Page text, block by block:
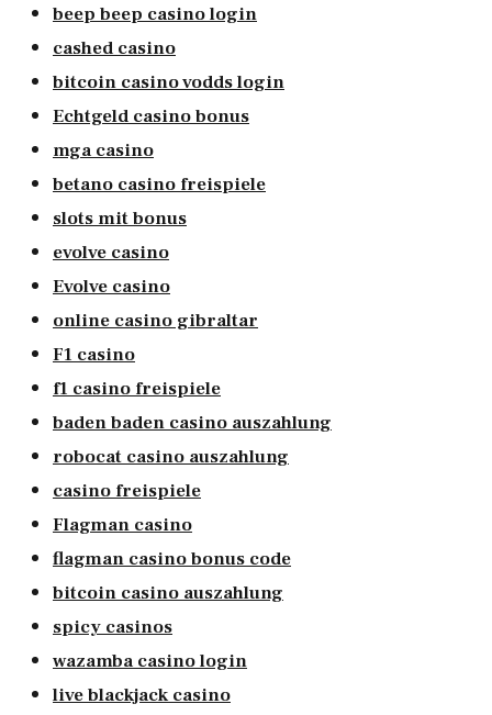
beep beep casino login
cashed casino
bitcoin casino vodds login
Echtgeld casino bonus
mga casino
betano casino freispiele
slots mit bonus
evolve casino
Evolve casino
online casino gibraltar
F1 casino
f1 casino freispiele
baden baden casino auszahlung
robocat casino auszahlung
casino freispiele
Flagman casino
flagman casino bonus code
bitcoin casino auszahlung
spicy casinos
wazamba casino login
live blackjack casino